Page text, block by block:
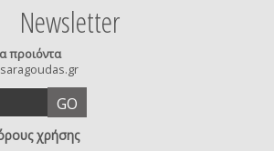
Newsletter
προιόντα
GO
χρήσης